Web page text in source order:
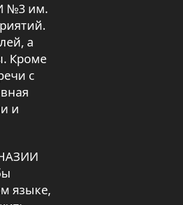
№3 им.
а
Кроме
с
и
языке,